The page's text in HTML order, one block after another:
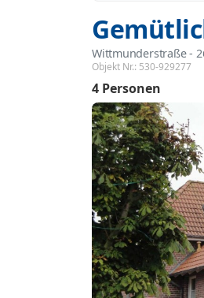
Wittmunderstraße -
Objekt Nr.: 530-929277
4 Personen